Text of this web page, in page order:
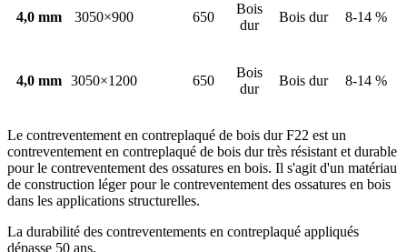
4,0 mm 3050×900 650
Bois
dur
Bois dur 8-14 %
4,0 mm 3050×1200 650
Bois
dur
Bois dur 8-14 %
Le contreventement en contreplaqué de bois dur F22 est un
contreventement en contreplaqué de bois dur très résistant et durable
pour le contreventement des ossatures en bois. Il s'agit d'un matériau
de construction léger pour le contreventement des ossatures en bois
dans les applications structurelles.
La durabilité des contreventements en contreplaqué appliqués
dépasse 50 ans.